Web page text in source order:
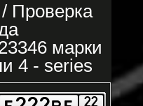
Проверка
марки
4 - series